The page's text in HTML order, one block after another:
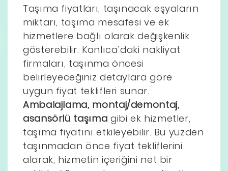
Taşıma fiyatları, taşınacak eşyaların
miktarı, taşıma mesafesi ve ek
hizmetlere bağlı olarak değişkenlik
gösterebilir. Kanlıca’daki nakliyat
firmaları, taşınma öncesi
belirleyeceğiniz detaylara göre
uygun fiyat teklifleri sunar.
Ambalajlama, montaj/demontaj,
asansörlü taşıma gibi ek hizmetler,
taşıma fiyatını etkileyebilir. Bu yüzden
taşınmadan önce fiyat tekliflerini
alarak, hizmetin içeriğini net bir